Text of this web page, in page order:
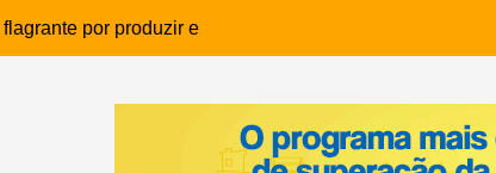
por produzir e
infantil em Eunápolis